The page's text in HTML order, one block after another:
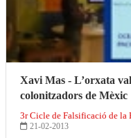
Xavi Mas - L’orxata
colonitzadors de Mèxic
3r Cicle de Falsificació de la
21-02-2013